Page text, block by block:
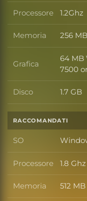
Processore 1.2Ghz
Memoria 256 MB
Grafica Grafica
64 MB
7500
Disco Disco
1.7 GB
RACCOMANDATI
SO SO
Processore 1.8 Ghz
Memoria 512